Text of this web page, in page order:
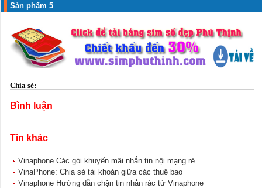
Sản phẩm 5
Chia sẻ:
Bình luận
Tin khác
Vinaphone Các gói khuyến mãi nhắn tin nội mạng rẻ
VinaPhone: Chia sẻ tài khoản giữa các thuê bao
Vinaphone Hướng dẫn chặn tin nhắn rác từ Vinaphone